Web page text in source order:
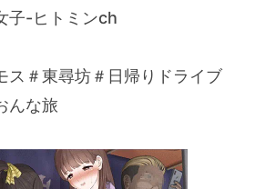
子-ヒトミンch
ス＃東尋坊＃日帰りドライブ
んな旅